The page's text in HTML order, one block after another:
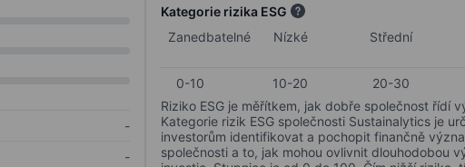
-
-
Kategorie rizika ESG
Zanedbatelné
Nízké Střední
0-10 10-20 20-30
Riziko ESG je měřítkem, jak dobře společnost řídí
Kategorie rizik ESG společnosti Sustainalytics je
investorům identifikovat a pochopit finančně
společnosti a to, jak mohou ovlivnit dlouhodobou